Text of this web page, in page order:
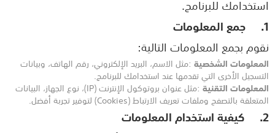
استخدامك للبرنامج.
1.
جمع المعلومات
نقوم بجمع المعلومات التالية:
المعلومات الشخصية :مثل الاسم، البريد الإلكتروني، رقم الهاتف، وبيانات
التسجيل الأخرى التي تقدمها عند استخدامك للبرنامج.
المعلومات التقنية :مثل عنوان بروتوكول الإنترنت(IP)، نوع الجهاز، البيانات
المتعلقة بالتصفح وملفات تعريف الارتباط(Cookies)لتوفير تجربة أفضل.
2.
كيفية استخدام المعلومات